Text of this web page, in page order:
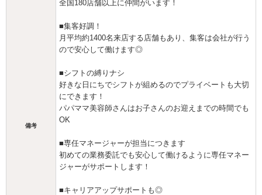
備考
全国180店舗以上に仲間がいます！
■集客好調！
月平均約1400名来店する店舗もあり、集客は会社が行う
ので安心して働けます◎
■シフトの縛りナシ
好きな日にちでシフトが組めるのでプライベートも大切
にできます！
パパママ美容師さんはお子さんのお迎えまでの時間でも
OK
■専任マネージャーが担当につきます
初めての業務委託でも安心して働けるように専任マネー
ジャーがサポートします！
■キャリアアップサポートも◎